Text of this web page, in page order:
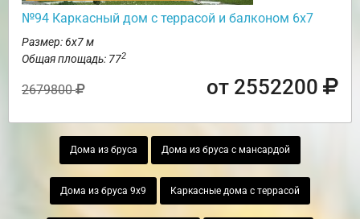
№94 Каркасный дом с террасой и балконом 6х7
Размер: 6х7 м
Общая площадь: 772
2679800 от 2552200
Дома из бруса Дома из бруса с мансардой
Дома из бруса 9х9 Каркасные дома с террасой